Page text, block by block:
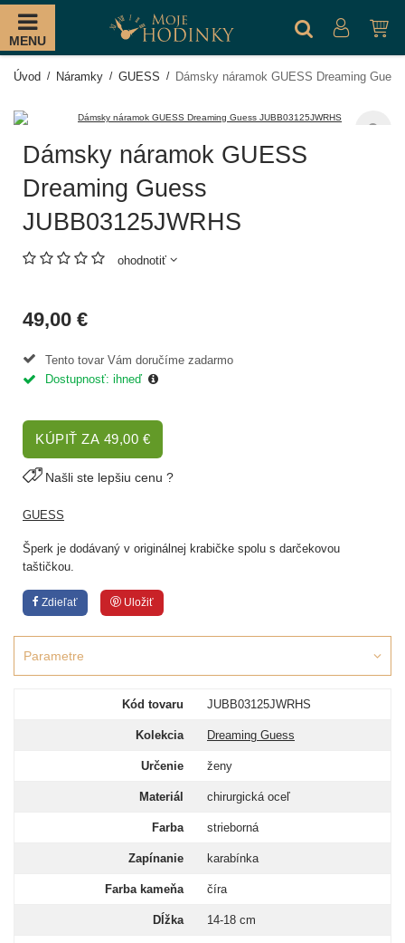
MENU
Úvod Náramky GUESS Dámsky náramok GUESS Dreaming
Dámsky náramok GUESS
Dreaming Guess
JUBB03125JWRHS
ohodnotiť
49,00 €
Tento tovar Vám doručíme zadarmo
Dostupnosť: ihneď
KÚPIŤ ZA 49,00 €
Našli ste lepšiu cenu ?
GUESS
Šperk je dodávaný v originálnej krabičke spolu s darčekovou
taštičkou.
Zdieľať Uložiť
Parametre
Kód tovaru JUBB03125JWRHS
Kolekcia Dreaming Guess
Určenie ženy
Materiál chirurgická oceľ
Farba strieborná
Zapínanie karabínka
Farba kameňa číra
Dĺžka 14-18 cm